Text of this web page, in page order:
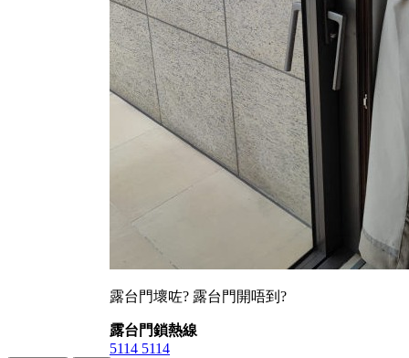
露台門壞咗? 露台門開唔到?
露台門鎖熱線
5114 5114